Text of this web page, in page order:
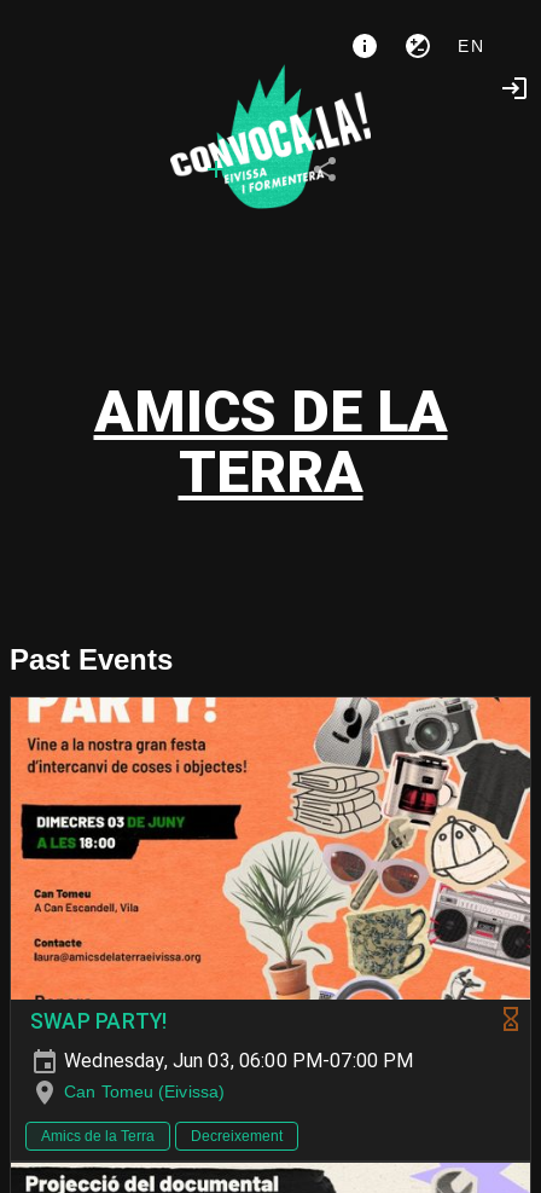
EN
AMICS DE LA
TERRA
Past Events
SWAP PARTY!
Wednesday, Jun 03, 06:00 PM-07:00 PM
Can Tomeu (Eivissa)
Amics de la Terra Decreixement